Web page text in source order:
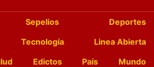
Sepelios
Deportes
Tecnología
Linea Abierta
Edictos País
Mundo